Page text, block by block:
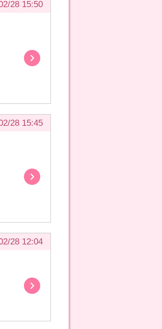
28 15:50
28 15:45
28 12:04